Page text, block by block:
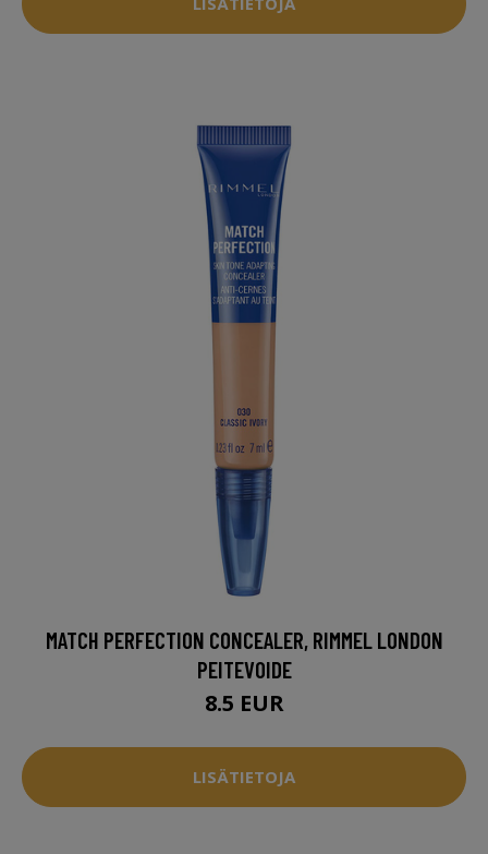
MATCH PERFECTION CONCEALER, RIMMEL LONDON
PEITEVOIDE
8.5 EUR
LISÄTIETOJA